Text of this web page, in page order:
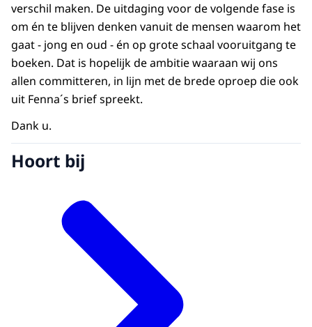
verschil maken. De uitdaging voor de volgende fase is
om én te blijven denken vanuit de mensen waarom het
gaat - jong en oud - én op grote schaal vooruitgang te
boeken. Dat is hopelijk de ambitie waaraan wij ons
allen committeren, in lijn met de brede oproep die ook
uit Fenna´s brief spreekt.
Dank u.
Hoort bij